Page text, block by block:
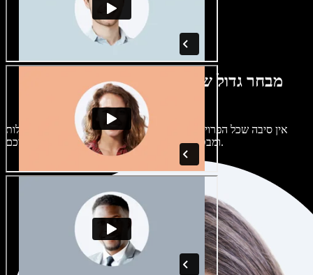
מבחר גדול של קולות נשים וגברים במגוון
מבטאים
אין סיבה שכל הפרויקטים יישמעו אותו דבר. בחרו מתוך מאות קולות
ומבטאים של בינה מלאכותית והתאימו אותם אליכם.